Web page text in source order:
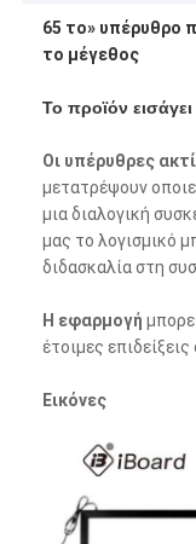
65 το» υπέρυθρο
το μέγεθος
Το προϊόν εισάγει
Οι υπέρυθρες
μετατρέψουν
μιαδιαλογική
μας το λογισμικό
διδασκαλία στη
Η εφαρμογή
έτοιμες επιδείξεις
Εικόνες